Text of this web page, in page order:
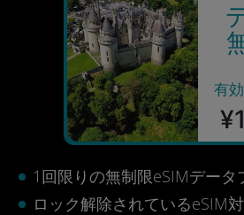
有
1回限りの無制限eSIMデータ
ロック解除されているeSIM